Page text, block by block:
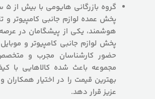
پخش عمده لوازم جانبی کامپیوتر و
هوشمند، یکی از پیشگامان در
پخش لوازم جانبی کامپیوتر و
حضور کارشناسان مجرب و
مجموعه باعث شده کالاهایی با
بهترین قیمت را در اختیار همکاران
عزیز قرار دهد.